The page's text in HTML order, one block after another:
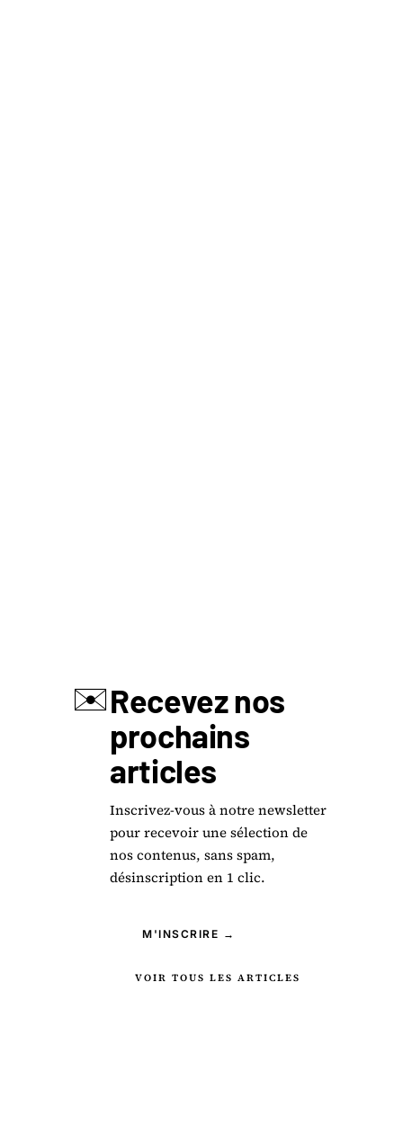
✉️Recevez nos
prochains
articles
Inscrivez-vous à notre newsletter
pour recevoir une sélection de
nos contenus, sans spam,
désinscription en 1 clic.
M'INSCRIRE →
VOIR TOUS LES ARTICLES